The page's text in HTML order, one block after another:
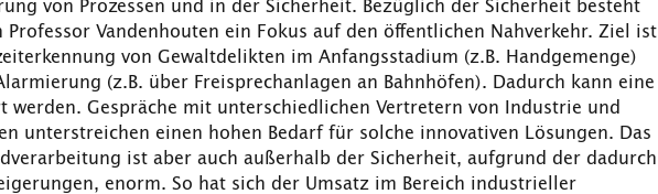
von Prozessen und in der Sicherheit. Bezüglich der Sicherheit besteht
Professor Vandenhouten ein Fokus auf den öffentlichen Nahverkehr. Ziel ist
von Gewaltdelikten im Anfangsstadium (z.B. Handgemenge)
(z.B. über Freisprechanlagen an Bahnhöfen). Dadurch kann eine
werden. Gespräche mit unterschiedlichen Vertretern von Industrie und
unterstreichen einen hohen Bedarf für solche innovativen Lösungen. Das
ist aber auch außerhalb der Sicherheit, aufgrund der dadurch
enorm. So hat sich der Umsatz im Bereich industrieller